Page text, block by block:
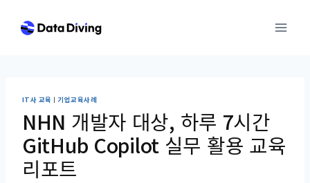
IT사 교육 |기업교육사례
NHN 개발자 대상, 하루 7시간
GitHub Copilot 실무 활용 교육
리포트